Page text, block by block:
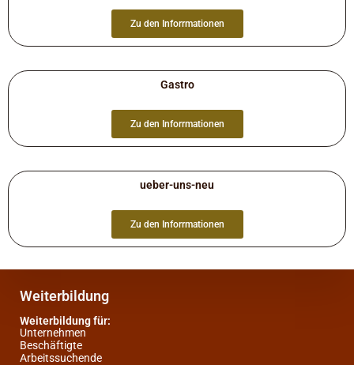
Zu den Inforrmationen
Gastro
Zu den Inforrmationen
ueber-uns-neu
Zu den Inforrmationen
Weiterbildung
Weiterbildung für:
Unternehmen
Beschäftigte
Arbeitssuchende